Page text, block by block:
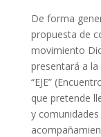
De forma
propuesta de
movimiento
presentará a
“EJE”
que pretende
y